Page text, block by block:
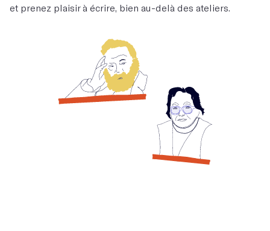
et prenez plaisir à écrire, bien au-delà des ateliers.